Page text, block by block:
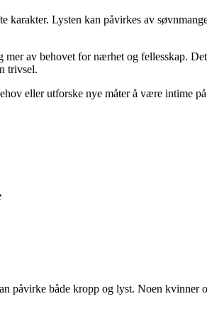
Lysten kan påvirkes av
av behovet for nærhet og fellesskap.
trivsel.
eller utforske nye måter å være intime
påvirke både kropp og lyst. Noen